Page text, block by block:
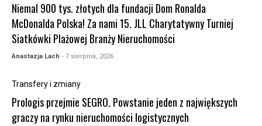
Niemal 900 tys. złotych dla fundacji Dom Ronalda
McDonalda Polska! Za nami 15. JLL Charytatywny Turniej
Siatkówki Plażowej Branży Nieruchomości
Anastazja Lach - 7 sierpnia, 2026
Transfery i zmiany
Prologis przejmie SEGRO. Powstanie jeden z największych
graczy na rynku nieruchomości logistycznych